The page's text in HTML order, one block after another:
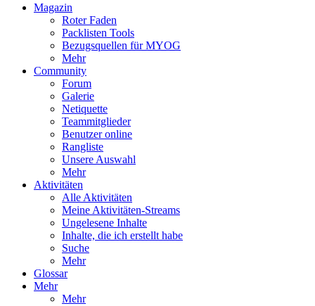
Magazin
Roter Faden
Packlisten Tools
Bezugsquellen für MYOG
Mehr
Community
Forum
Galerie
Netiquette
Teammitglieder
Benutzer online
Rangliste
Unsere Auswahl
Mehr
Aktivitäten
Alle Aktivitäten
Meine Aktivitäten-Streams
Ungelesene Inhalte
Inhalte, die ich erstellt habe
Suche
Mehr
Glossar
Mehr
Mehr